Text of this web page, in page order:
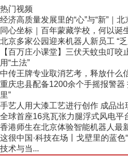
热门视频
经济高质量发展里的“心”与“新”｜北
同心坐标｜百年蒙藏学校，何以诞
北京多家公园迎来机器人新员工 “
【百万庄小课堂】三伏天蚊虫叮
用“土法”
中传王牌专业取消艺考，释放什么
重庆忠县配备1200余个手摇报警器
里”
手艺人用大漆工艺进行创作 成品出
全球首座16兆瓦张力腿浮式风电平
香港师生在北京体验智能机器人最
这很中国·科技在场丨戈壁里的蓝色
技术与当...